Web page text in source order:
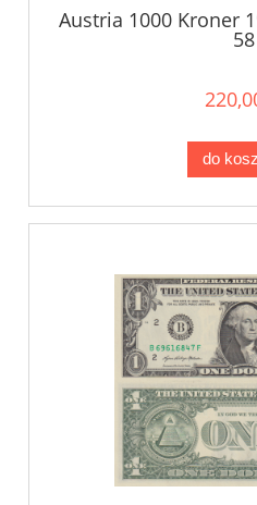
Austria 1000 Kroner
58
do